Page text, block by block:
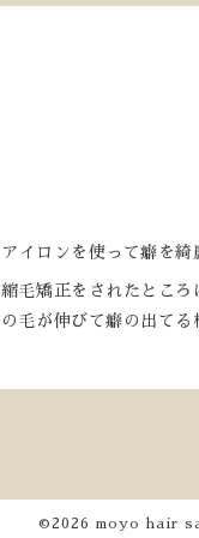
アイロンを使って癖を綺
縮毛矯正をされたとこ
の毛が伸びて癖の出てる
©2026 moyo hair